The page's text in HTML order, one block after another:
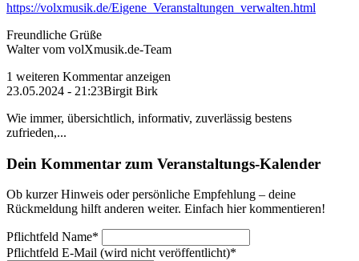
https://volxmusik.de/Eigene_Veranstaltungen_verwalten.html
Freundliche Grüße
Walter vom volXmusik.de-Team
1 weiteren Kommentar anzeigen
23.05.2024 - 21:23Birgit Birk
Wie immer, übersichtlich, informativ, zuverlässig bestens
zufrieden,...
Dein Kommentar zum Veranstaltungs-Kalender
Ob kurzer Hinweis oder persönliche Empfehlung – deine
Rückmeldung hilft anderen weiter. Einfach hier kommentieren!
Pflichtfeld Name*
Pflichtfeld E-Mail (wird nicht veröffentlicht)*